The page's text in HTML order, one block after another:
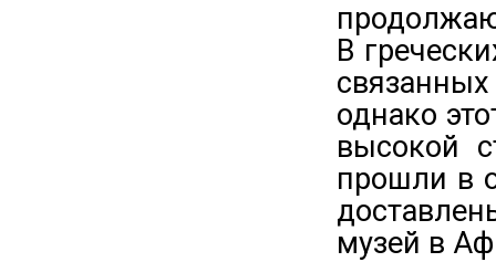
В
однако
высокой
прошли в
музей в